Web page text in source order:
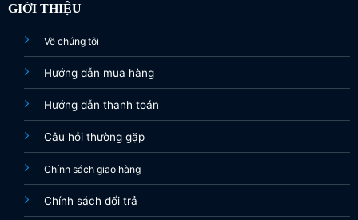
GIỚI THIỆU
Về chúng tôi
Hướng dẫn mua hàng
Hướng dẫn thanh toán
Câu hỏi thường gặp
Chính sách giao hàng
Chính sách đổi trả